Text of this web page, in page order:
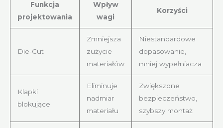
Funkcja
projektowania
Wpływ
wagi
Korzyści
Die-Cut
Zmniejsza
zużycie
materiałów
Niestandardowe
dopasowanie,
mniej wypełniacza
Klapki
blokujące
Eliminuje
nadmiar
materiału
Zwiększone
bezpieczeństwo,
szybszy montaż